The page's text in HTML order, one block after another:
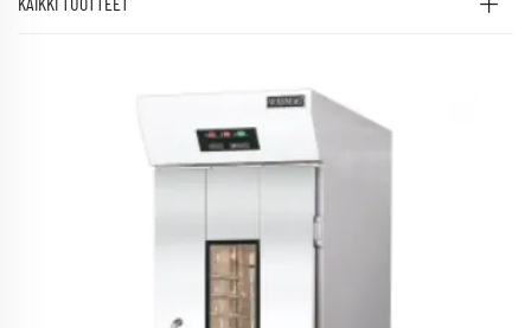
KAIKKI TUOTTEET